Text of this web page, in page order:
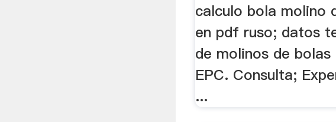
calculo bola molino
en pdf ruso; datos
de molinos de
EPC. Consulta;
...